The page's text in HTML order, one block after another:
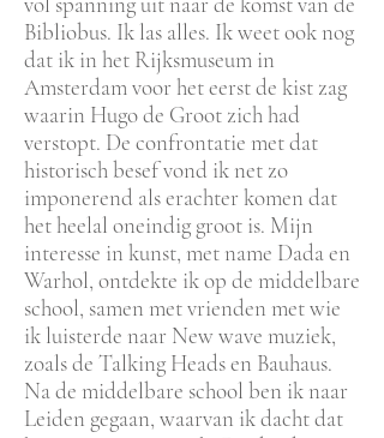
Bibliobus. Ik las alles. Ik weet ook nog
dat ik in het Rijksmuseum in
Amsterdam voor het eerst de kist zag
waarin Hugo de Groot zich had
verstopt. De confrontatie met dat
historisch besef vond ik net zo
imponerend als erachter komen dat
het heelal oneindig groot is. Mijn
interesse in kunst, met name Dada en
Warhol, ontdekte ik op de middelbare
school, samen met vrienden met wie
ik luisterde naar New wave muziek,
zoals de Talking Heads en Bauhaus.
Na de middelbare school ben ik naar
Leiden gegaan, waarvan ik dacht dat